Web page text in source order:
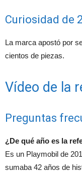
Curiosidad de
La marca apostó por
cientos de piezas.
Vídeo de la
Preguntas
¿De qué año es la
Es un Playmobil de
sumaba 42 años de